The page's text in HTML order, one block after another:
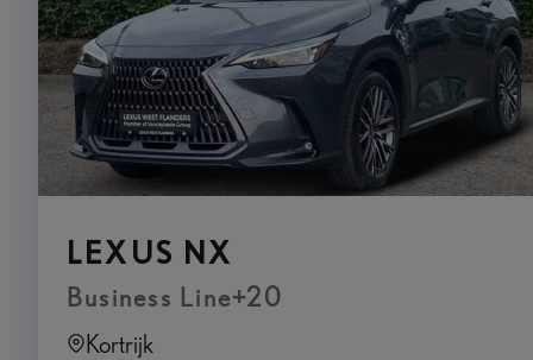
LEXUS NX
Business Line+20
Kortrijk